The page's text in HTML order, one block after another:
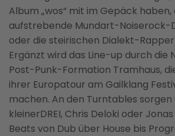
Album „wos“ mit im Gepäck haben,
aufstrebende Mundart-Noiserock-
oder die steirischen Dialekt-Rapper
Ergänzt wird das Line-up durch die
Post-Punk-Formation Tramhaus,
ihrer Europatour am Gailklang
machen. An den Turntables
kleinerDREI, Chris Deloki oder
Beats von Dub über House bis